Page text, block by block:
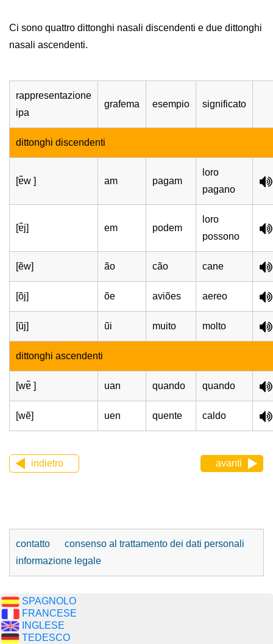
Ci sono quattro dittonghi nasali discendenti e due dittonghi
nasali ascendenti.
rappresentazione
ipa
grafema esempio significato
dittonghi discendenti
[ɐ̃w ] am pagam
loro
pagano
[ɐ̃j] em podem
loro
possono
[ẽw] ão cão cane
[õj] õe aviões aereo
[ũj] ũi muito molto
dittonghi ascendenti
[wɐ̃ ] uan quando quando
[wẽ] uen quente caldo
indietro avanti
contatto
consenso al trattamento dei dati personali
informazione legale
SPAGNOLO
FRANCESE
INGLESE
TEDESCO